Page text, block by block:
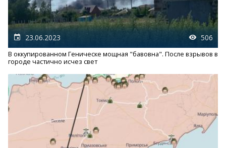
23.06.2023 506
В оккупированном Геническе мощная "бавовна". После взрывов в
городе частично исчез свет